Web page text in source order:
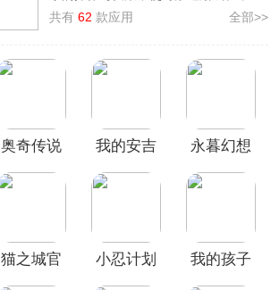
进玩家与对象之间的情感。该类游戏有
或情感关系。养成类游戏里包括了少女
为此本站整理了养成类游戏大全供广大
小伙伴们选择，包括
小忍计划2、我的
款都可以给大家带来不一样的游戏体
共有62 款应用 全部>>
奥奇传说
我的安吉
永暮幻想
猫之城官
小忍计划
我的孩子